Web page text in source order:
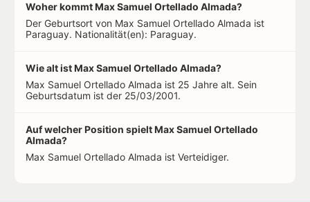
Woher kommt Max Samuel Ortellado Almada?
Der Geburtsort von Max Samuel Ortellado Almada ist
Paraguay. Nationalität(en): Paraguay.
Wie alt ist Max Samuel Ortellado Almada?
Max Samuel Ortellado Almada ist 25 Jahre alt. Sein
Geburtsdatum ist der 25/03/2001.
Auf welcher Position spielt Max Samuel Ortellado
Almada?
Max Samuel Ortellado Almada ist Verteidiger.